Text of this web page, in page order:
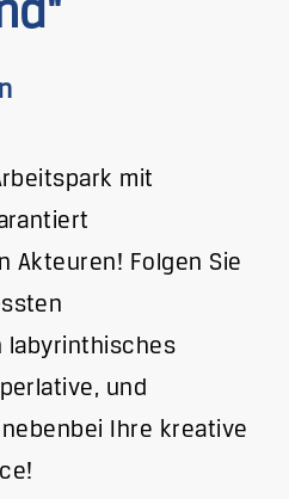
mit
Akteuren! Folgen Sie
labyrinthisches
und
Ihre kreative